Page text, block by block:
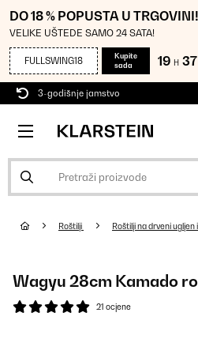
DO 18 % POPUSTA U TRGOVINI!
VELIKE UŠTEDE SAMO 24 SATA!
FULLSWING18
Kupite
sada
19 H 37
3-godišnje jamstvo
Roštilji Roštilji na drveni ugljen
Wagyu 28cm Kamado
21 ocjene